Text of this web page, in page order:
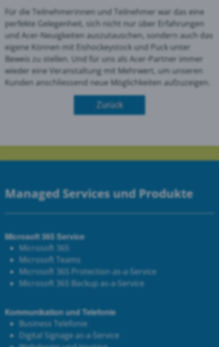
Für die Teilnehmerinnen und Teilnehmer war das eine
perfekte Gelegenheit, sich nicht nur über Erfahrungen
und Acer-Neuigkeiten auszutauschen, sondern auch das
eigene Können mit Eishockeystock und Puck unter
Beweis zu stellen. Und für uns als Acer-Partner immer
wieder eine Veranstaltung mit Mehrwert, um unseren
Kunden anschliessend neue Möglichkeiten aufzuzeigen.
Zurück
Managed Services und Produkte
Microsoft 365 Service
Microsoft 365
Microsoft Teams
Microsoft 365 Protection as-a-Service
Microsoft 365 Backup as-a-Service
Kommunikation und Telefonie
Business Telefonie
Digital Signage as-a-Service